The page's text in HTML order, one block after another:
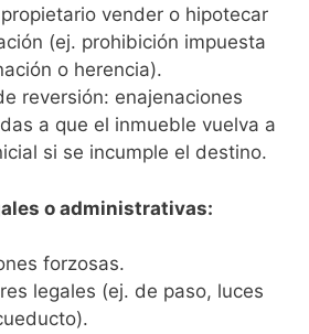
vender o hipotecar
(ej. prohibición impuesta
o herencia).
reversión: enajenaciones
a que el inmueble vuelva a
si se incumple el destino.
o administrativas:
forzosas.
legales (ej. de paso, luces